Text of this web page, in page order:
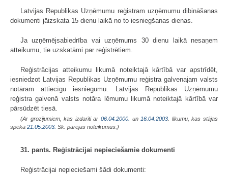
Latvijas Republikas Uzņēmumu reģistram uzņēmumu dibināšanas
dokumenti jāizskata 15 dienu laikā no to iesniegšanas dienas.
Ja uzņēmējsabiedrība vai uzņēmums 30 dienu laikā nesaņem
atteikumu, tie uzskatāmi par reģistrētiem.
Reģistrācijas atteikumu likumā noteiktajā kārtībā var apstrīdēt,
iesniedzot Latvijas Republikas Uzņēmumu reģistra galvenajam valsts
notāram attiecīgu iesniegumu. Latvijas Republikas Uzņēmumu
reģistra galvenā valsts notāra lēmumu likumā noteiktajā kārtībā var
pārsūdzēt tiesā.
(Ar grozījumiem, kas izdarīti ar 06.04.2000. un16.04.2003. likumu, kas stājas
spēkā 21.05.2003. Sk. pārejas noteikumus.)
31. pants. Reģistrācijai nepieciešamie dokumenti
Reģistrācijai nepieciešami šādi dokumenti: